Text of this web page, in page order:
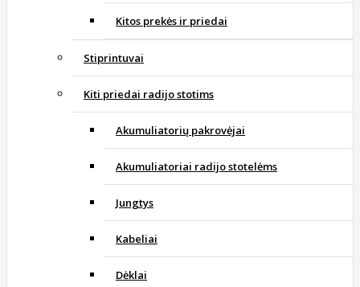
Kitos prekės ir priedai
Stiprintuvai
Kiti priedai radijo stotims
Akumuliatorių pakrovėjai
Akumuliatoriai radijo stotelėms
Jungtys
Kabeliai
Dėklai